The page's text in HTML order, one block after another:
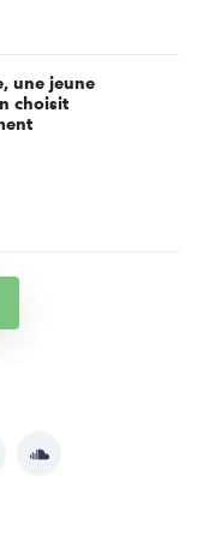
une jeune
choisit
Soundcloud